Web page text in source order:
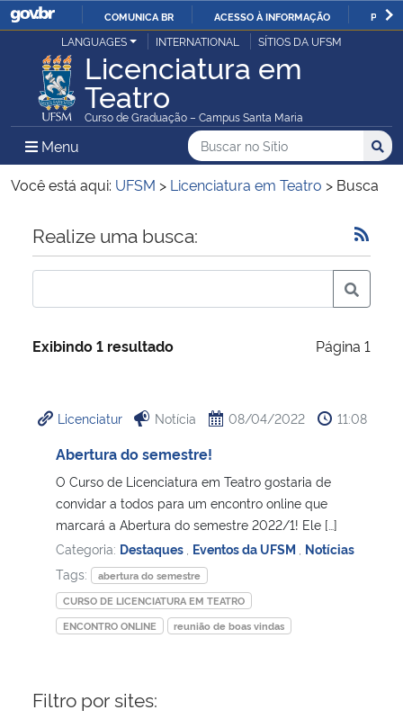
IR
PARA
CONTEÚDO
COMUNICA BR ACESSO À INFORMAÇÃO
Ministério da Justiça e Segurança Pública
Ministério da Defesa
Ministério das Relações Exteriores
Ministério da Economia
Ministério da Infraestrutura
Ministério da Cidadania
Ministério de Minas e Energia
Ministério da Ciência, Tecnologia, Inovações e Comunicações
Ministério do Meio Ambiente
Ministério do Desenvolvimento Regional
LANGUAGES INTERNATIONAL SÍTIOS DA UFSM
Licenciatura em
Teatro
Curso de Graduação – Campus Santa Maria
Menu Menu Principal do Sítio
Busca
Buscar no no Sítio
Busca:
Você está aqui: UFSM > Licenciatura em Teatro > Busca
Início do conteúdo
Realize uma busca:
Exibindo 1 resultado Página 1
Licenciatur Notícia 08/04/2022 11:08
Abertura do semestre!
O Curso de Licenciatura em Teatro gostaria de
convidar a todos para um encontro online que
marcará a Abertura do semestre 2022/1! Ele […]
Categoria: Destaques Eventos da UFSM
Notícias
Tags:
abertura do semestre
CURSO DE LICENCIATURA EM TEATRO
ENCONTRO ONLINE
reunião de boas vindas
Filtro por sites: